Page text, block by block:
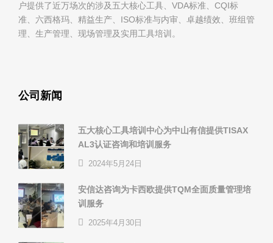
户提供了近万场次的涉及五大核心工具、VDA标准、CQI标
准、六西格玛、精益生产、ISO标准与内审、卓越绩效、班组管
理、生产管理、现场管理及实用工具培训。
公司新闻
五大核心工具培训中心为中山有信提供TISAX
AL3认证咨询和培训服务
2024年5月24日
安信达咨询为卡西欧提供TQM全面质量管理培
训服务
2025年4月30日